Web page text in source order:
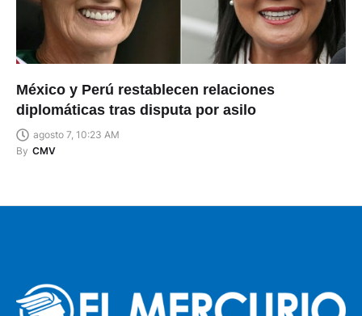
México y Perú restablecen relaciones
diplomáticas tras disputa por asilo
agosto 7, 10:23 AM
By CMV